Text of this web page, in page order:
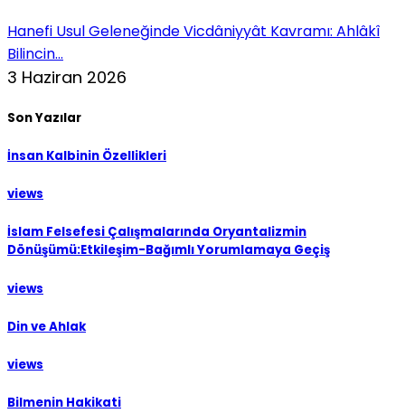
Hanefi Usul Geleneğinde Vicdâniyyât Kavramı: Ahlâkî
Bilincin...
3 Haziran 2026
Son Yazılar
İnsan Kalbinin Özellikleri
views
İslam Felsefesi Çalışmalarında Oryantalizmin
Dönüşümü:Etkileşim-Bağımlı Yorumlamaya Geçiş
views
Din ve Ahlak
views
Bilmenin Hakikati